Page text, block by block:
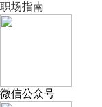
职场指南
微信公众号